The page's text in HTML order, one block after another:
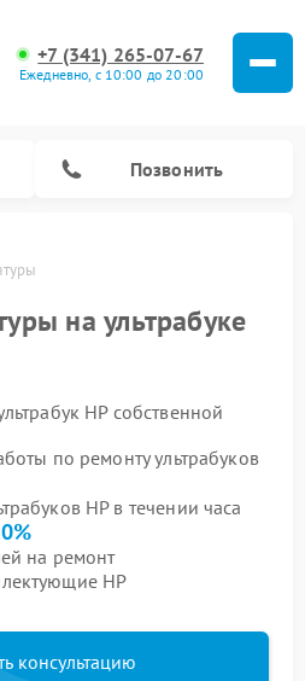
+7 (341) 265-07-67
Ежедневно, с 10:00 до 20:00
Позвонить
на ультрабуке
HP собственной
по ремонту ультрабуков
HP в течении часа
на ремонт
HP
консультацию